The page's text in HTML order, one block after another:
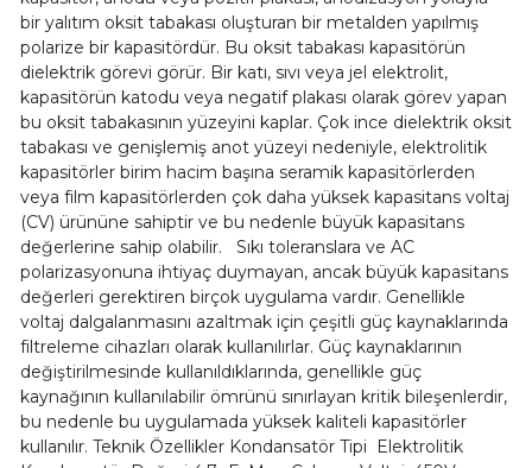
bir yalıtım oksit tabakası oluşturan bir metalden yapılmış
polarize bir kapasitördür. Bu oksit tabakası kapasitörün
dielektrik görevi görür. Bir katı, sıvı veya jel elektrolit,
kapasitörün katodu veya negatif plakası olarak görev yapan
bu oksit tabakasının yüzeyini kaplar. Çok ince dielektrik oksit
tabakası ve genişlemiş anot yüzeyi nedeniyle, elektrolitik
kapasitörler birim hacim başına seramik kapasitörlerden
veya film kapasitörlerden çok daha yüksek kapasitans voltaj
(CV) ürününe sahiptir ve bu nedenle büyük kapasitans
değerlerine sahip olabilir. Sıkı toleranslara ve AC
polarizasyonuna ihtiyaç duymayan, ancak büyük kapasitans
değerleri gerektiren birçok uygulama vardır. Genellikle
voltaj dalgalanmasını azaltmak için çeşitli güç kaynaklarında
filtreleme cihazları olarak kullanılırlar. Güç kaynaklarının
değiştirilmesinde kullanıldıklarında, genellikle güç
kaynağının kullanılabilir ömrünü sınırlayan kritik bileşenlerdir,
bu nedenle bu uygulamada yüksek kaliteli kapasitörler
kullanılır. Teknik Özellikler Kondansatör Tipi Elektrolitik